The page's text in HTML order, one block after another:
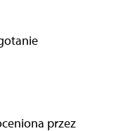
przez